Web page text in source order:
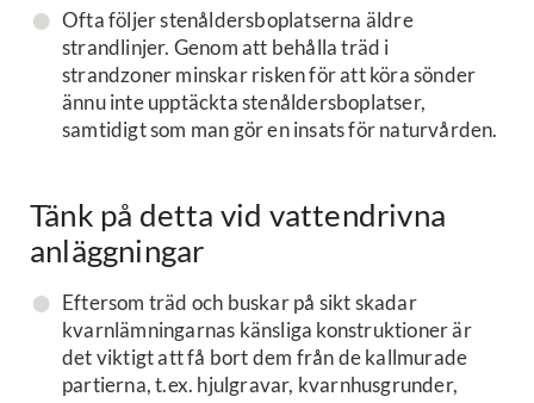
Ofta följer stenåldersboplatserna äldre
strandlinjer. Genom att behålla träd i
strandzoner minskar risken för att köra sönder
ännu inte upptäckta stenåldersboplatser,
samtidigt som man gör en insats för naturvården.
Tänk på detta vid vattendrivna
anläggningar
Eftersom träd och buskar på sikt skadar
kvarnlämningarnas känsliga konstruktioner är
det viktigt att få bort dem från de kallmurade
partierna, t.ex. hjulgravar, kvarnhusgrunder,